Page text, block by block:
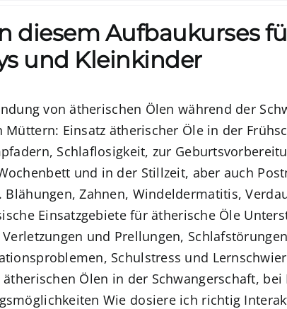
diesem Aufbaukurses
und Kleinkinder
von ätherischen Ölen während der
Müttern: Einsatz ätherischer Öle in der
Schlaflosigkeit, zur
und in der Stillzeit, aber auch
Blähungen, Zahnen, Windeldermatitis,
Einsatzgebiete für ätherische Öle
Verletzungen und Prellungen,
Schulstress und
Ölen in der Schwangerschaft,
Wie dosiere ich richtig